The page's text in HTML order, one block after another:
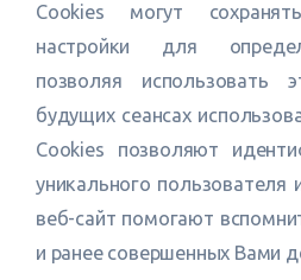
Сookies могут
настройки для
позволяя использовать
будущих сеансах
Cookies позволяют
уникального пользователя
веб-сайт помогают
и ранее совершенных Вами